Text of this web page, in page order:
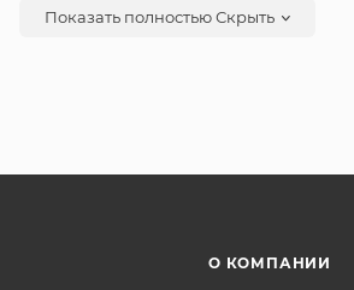
болезням.
Показать полностьюСкрыть
О КОМПАНИИ